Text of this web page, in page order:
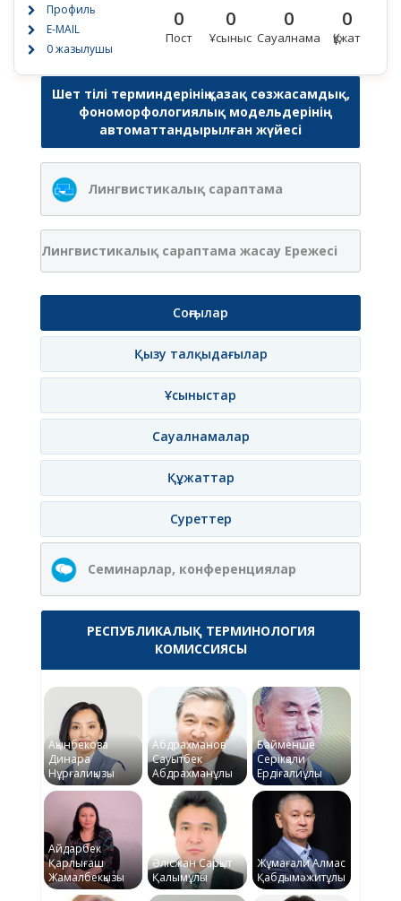
Профиль
E-MAIL
0 жазылушы
0
Пост
0
Ұсыныс
0
Сауалнама
0
Құжат
Шет тілі терминдерінің қазақ сөзжасамдық,
фономорфологиялық модельдерінің
автоматтандырылған жүйесі
Лингвистикалық сараптама
Лингвистикалық сараптама жасау Ережесі
Соңғылар
Қызу талқыдағылар
Ұсыныстар
Сауалнамалар
Құжаттар
Суреттер
Семинарлар, конференциялар
РЕСПУБЛИКАЛЫҚ ТЕРМИНОЛОГИЯ
КОМИССИЯСЫ
Ақынбекова
Динара
Нұрғалиқызы
Абдрахманов
Сауытбек
Абдрахманұлы
Байменше
Серікқали
Ердіғалиұлы
Айдарбек
Қарлығаш
Жамалбекқызы
Әлісжан Сарқыт
Қалымұлы
Жұмағали Алмас
Қабдымәжитұлы